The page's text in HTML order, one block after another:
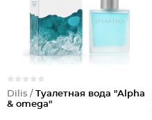
Dilis / Туалетная вода "Alpha
& omega"